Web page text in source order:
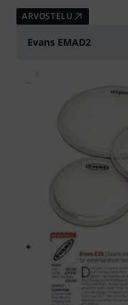
ARVOSTELU
Evans EMAD2